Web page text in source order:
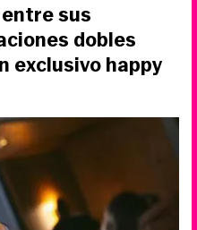
sus
dobles
exclusivo happy